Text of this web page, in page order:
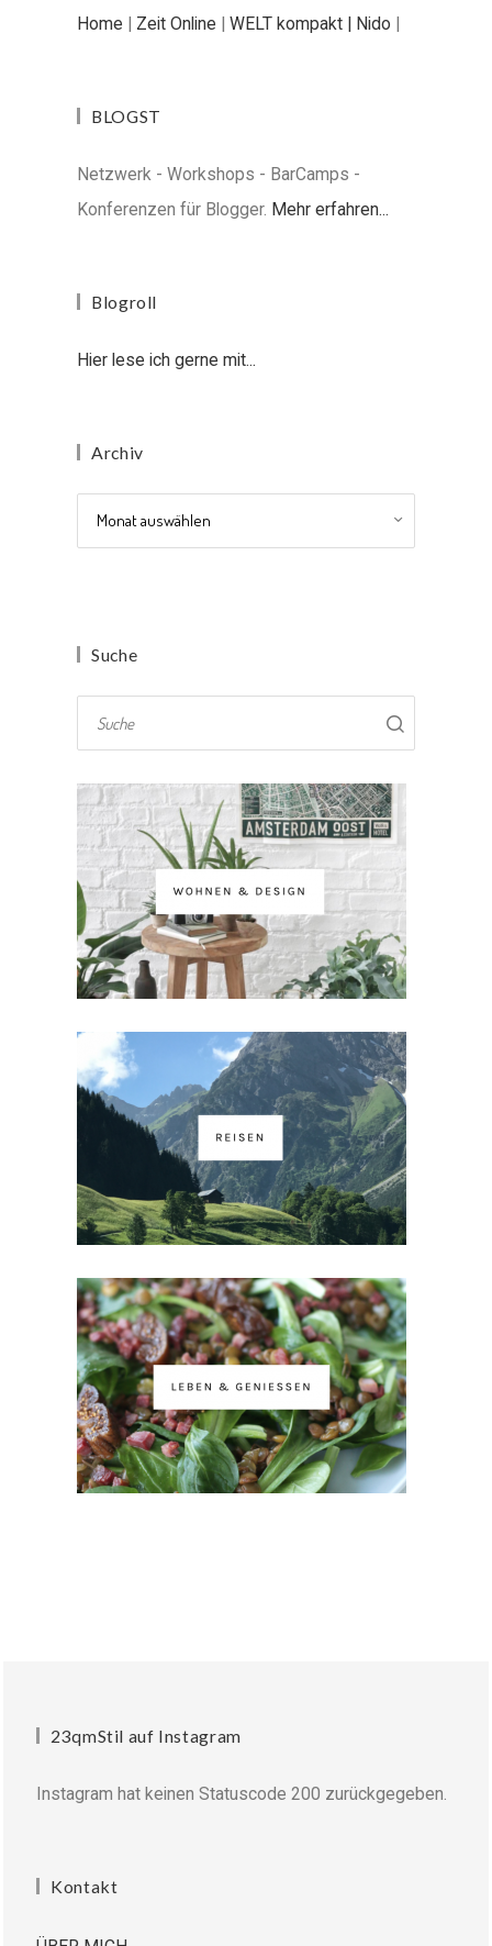
Home | Zeit Online | WELT kompakt | Nido |
BLOGST
Netzwerk - Workshops - BarCamps -
Konferenzen für Blogger. Mehr erfahren...
Blogroll
Hier lese ich gerne mit...
Archiv
Suche
23qmStil auf Instagram
Instagram hat keinen Statuscode 200 zurückgegeben.
Kontakt